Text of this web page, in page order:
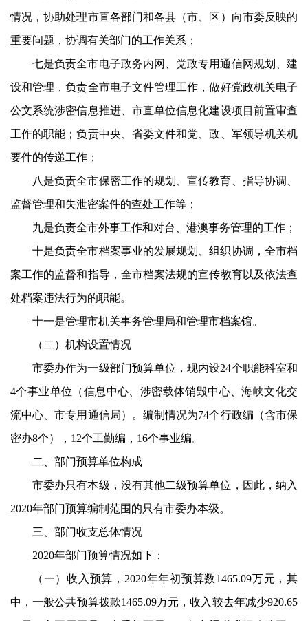
情况，协助处理市直各部门和各县（市、区）向市委反映的
重要问题，协调有关部门的工作关系；
七是负责全市电子政务内网、党政专用通信网规划、建
设和管理，负责全市电子文件管理工作，做好党政机关电子
公文系统涉密信息推进、市直单位信息化建设项目前置审查
工作的职能；负责中央、省委文件和党、政、军领导机关机
要件的传递工作；
八是负责全市保密工作的规划、宣传教育、指导协调、
监督管理和失泄密案件的查处工作等；
九是负责全市外事工作和对台、港澳事务管理的工作；
十是负责全市档案事业的发展规划、组织协调，全市档
案工作的监督和指导，全市档案法规的宣传教育以及依法查
处档案违法行为的职能。
十一是管理市机关事务管理局和管理市档案馆。
（二）机构设置情况
市委办作为一级部门预算单位，现内设24个职能科室和
4个事业单位（信息中心、涉密载体销毁中心、海峡文化交
流中心、市专用通信局）。编制情况为74个行政编（含市保
密办8个）， 12个工勤编， 16个事业编。
二、部门预算单位构成
市委办只有本级，没有其他二级预算单位，因此，纳入
2020年部门预算编制范围的只有市委办本级。
三、部门收支总体情况
2020年部门预算情况如下：
（一）收入预算， 2020年年初预算数1465.09万元，其
中，一般公共预算拨款1465.09万元，收入较去年减少920.65